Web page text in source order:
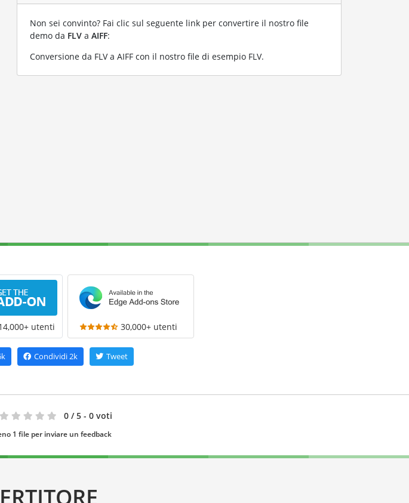
Non sei convinto? Fai clic sul seguente link per convertire il nostro file
demo da FLV a AIFF:
Conversione da FLV a AIFF con il nostro file di esempio FLV.
utenti 30,000+ utenti
Condividi2k Tweet
0 / 5 - 0 voti
1 file per inviare un feedback